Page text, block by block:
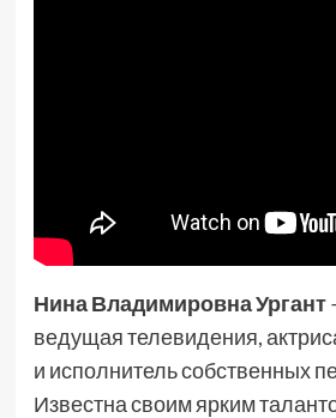
Нина Владимировна Ургант
ведущая телевидения,
и исполнитель собственных
Известна своим ярким